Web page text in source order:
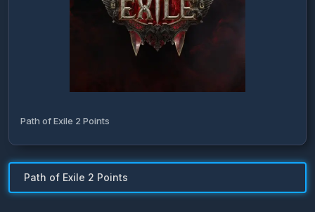
Path of Exile 2 Points
Path of Exile 2 Points